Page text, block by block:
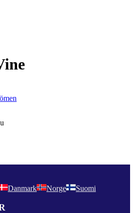
Danmark Norge Suomi